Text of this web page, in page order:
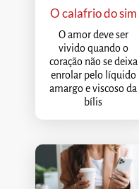
O calafrio do sim
O amor deve ser
vivido quando o
coração não se deixa
enrolar pelo líquido
amargo e viscoso da
bílis